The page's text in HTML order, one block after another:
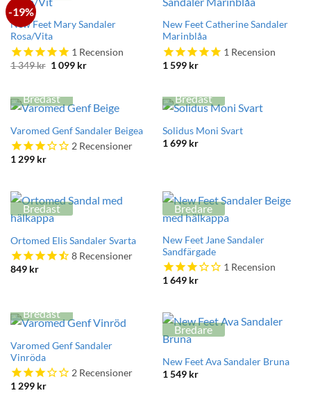
-19%
New Feet Mary Sandaler
Rosa/Vita
1 Recension
1 349kr Det
1
349 kr.
1 099 krDet
099 kr.
New Feet Catherine Sandaler
Marinblåa
1 Recension
1 599 kr
Bredast
Varomed Genf Sandaler Beigea
2Recensioner
1 299 kr
Bredast
Solidus Moni Svart
1 699 kr
Bredast
Ortomed Elis Sandaler Svarta
8Recensioner
849 kr
Bredare
New Feet Jane Sandaler
Sandfärgade
1Recension
1 649 kr
Bredast
Varomed Genf Sandaler
Vinröda
2Recensioner
1 299 kr
Bredare
New Feet Ava Sandaler Bruna
1 549 kr